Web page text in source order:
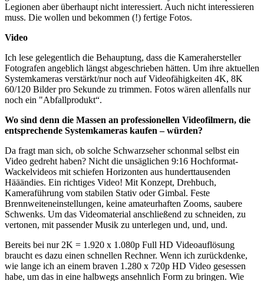
Legionen aber überhaupt nicht interessiert. Auch nicht interessieren
muss. Die wollen und bekommen (!) fertige Fotos.
Video
Ich lese gelegentlich die Behauptung, dass die Kamerahersteller
Fotografen angeblich längst abgeschrieben hätten. Um ihre aktuellen
Systemkameras verstärkt/nur noch auf Videofähigkeiten 4K, 8K
60/120 Bilder pro Sekunde zu trimmen. Fotos wären allenfalls nur
noch ein "Abfallprodukt“.
Wo sind denn die Massen an professionellen Videofilmern, die
entsprechende Systemkameras kaufen – würden?
Da fragt man sich, ob solche Schwarzseher schonmal selbst ein
Video gedreht haben? Nicht die unsäglichen 9:16 Hochformat-
Wackelvideos mit schiefen Horizonten aus hunderttausenden
Hääändies. Ein richtiges Video! Mit Konzept, Drehbuch,
Kameraführung vom stabilen Stativ oder Gimbal. Feste
Brennweiteneinstellungen, keine amateurhaften Zooms, saubere
Schwenks. Um das Videomaterial anschließend zu schneiden, zu
vertonen, mit passender Musik zu unterlegen und, und, und.
Bereits bei nur 2K = 1.920 x 1.080p Full HD Videoauflösung
braucht es dazu einen schnellen Rechner. Wenn ich zurückdenke,
wie lange ich an einem braven 1.280 x 720p HD Video gesessen
habe, um das in eine halbwegs ansehnlich Form zu bringen. Wie